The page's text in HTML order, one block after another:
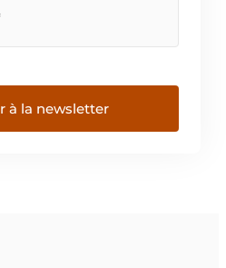
à la newsletter